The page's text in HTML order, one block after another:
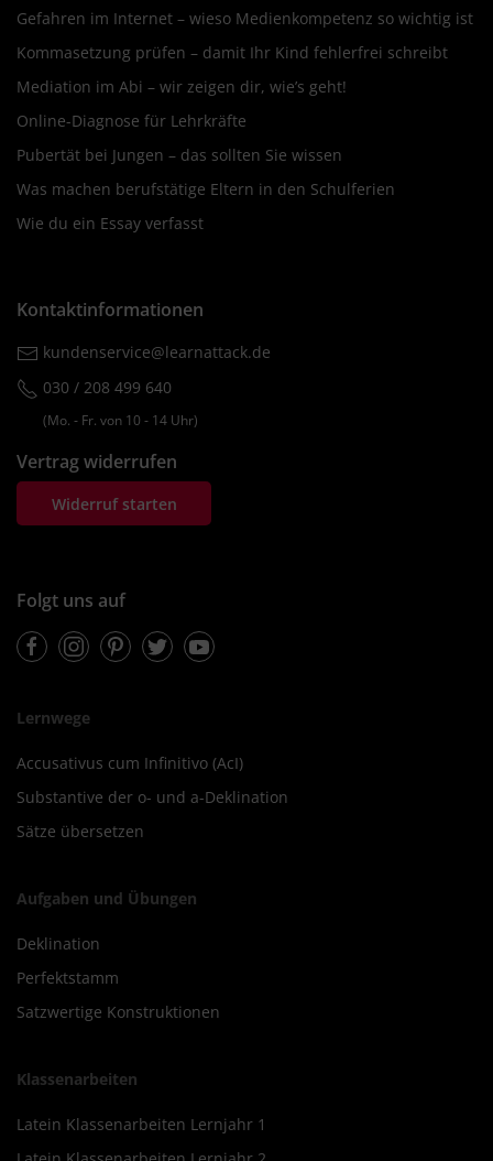
Gefahren im Internet – wieso Medienkompetenz so wichtig ist
Kommasetzung prüfen – damit Ihr Kind fehlerfrei schreibt
Mediation im Abi – wir zeigen dir, wie’s geht!
Online-Diagnose für Lehrkräfte
Pubertät bei Jungen – das sollten Sie wissen
Was machen berufstätige Eltern in den Schulferien
Wie du ein Essay verfasst
Kontaktinformationen
kundenservice@learnattack.de
030 / 208 499 640
(Mo. ‐ Fr. von 10 ‐ 14 Uhr)
Vertrag widerrufen
Widerruf starten
Folgt uns auf
FacebookInstagramPinterestTwitterYoutube
Lernwege
Accusativus cum Infinitivo (AcI)
Substantive der o- und a-Deklination
Sätze übersetzen
Aufgaben und Übungen
Deklination
Perfektstamm
Satzwertige Konstruktionen
Klassenarbeiten
Latein Klassenarbeiten Lernjahr 1